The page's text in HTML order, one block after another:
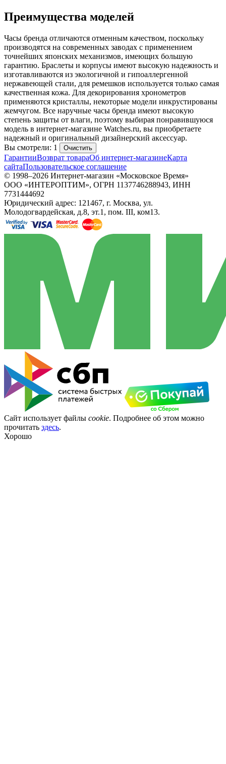
Преимущества моделей
Часы бренда отличаются отменным качеством, поскольку
производятся на современных заводах с применением
точнейших японских механизмов, имеющих большую
гарантию. Браслеты и корпусы имеют высокую надежность и
изготавливаются из экологичной и гипоаллергенной
нержавеющей стали, для ремешков используется только самая
качественная кожа. Для декорирования хронометров
применяются кристаллы, некоторые модели инкрустированы
жемчугом. Все наручные часы бренда имеют высокую
степень защиты от влаги, поэтому выбирая понравившуюся
модель в интернет-магазине Watches.ru, вы приобретаете
надежный и оригинальный дизайнерский аксессуар.
Вы смотрели: 1
Очистить
ГарантииВозврат товараОб интернет-магазинеКарта
сайтаПользовательское соглашение
© 1998–2026 Интернет-магазин «Московское Время»
ООО «ИНТЕРОПТИМ», ОГРН 1137746288943, ИНН
7731444692
Юридический адрес: 121467, г. Москва, ул.
Молодогвардейская, д.8, эт.1, пом. III, ком13.
Сайт использует файлы cookie. Подробнее об этом можно
прочитать здесь.
Хорошо